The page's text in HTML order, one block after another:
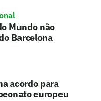
Mundo não
Barcelona
acordo para
europeu